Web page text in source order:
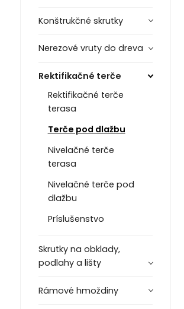
Konštrukčné skrutky
Nerezové vruty do dreva
Rektifikačné terče
Rektifikačné terče
terasa
Terče pod dlažbu
Nivelačné terče
terasa
Nivelačné terče pod
dlažbu
Príslušenstvo
Skrutky na obklady,
podlahy a lišty
Rámové hmoždiny